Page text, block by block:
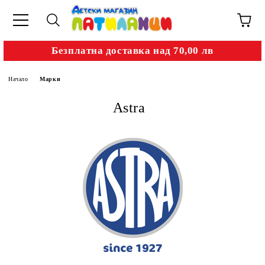
Безплатна доставка над 70,00 лв
Начало Марки
Astra